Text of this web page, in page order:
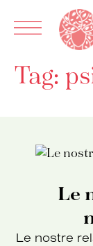
Ricerca
per:
Tag:
Le
Le nostre